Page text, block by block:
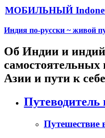
МОБИЛЬНЫЙ
Индия по-русски ~ живой
Об Индии и
самостоятельных
Азии и пути к себе